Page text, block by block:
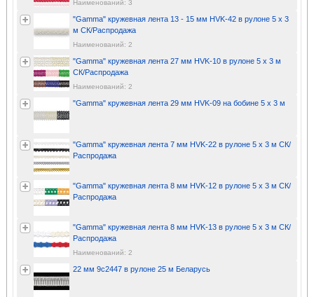
Наименований: 3
"Gamma" кружевная лента 13 - 15 мм HVK-42 в рулоне 5 x 3
м СК/Распродажа
Наименований: 2
"Gamma" кружевная лента 27 мм HVK-10 в рулоне 5 x 3 м
СК/Распродажа
Наименований: 2
"Gamma" кружевная лента 29 мм HVK-09 на бобине 5 x 3 м
"Gamma" кружевная лента 7 мм HVK-22 в рулоне 5 x 3 м СК/
Распродажа
"Gamma" кружевная лента 8 мм HVK-12 в рулоне 5 x 3 м СК/
Распродажа
"Gamma" кружевная лента 8 мм HVK-13 в рулоне 5 x 3 м СК/
Распродажа
Наименований: 2
22 мм 9с2447 в рулоне 25 м Беларусь